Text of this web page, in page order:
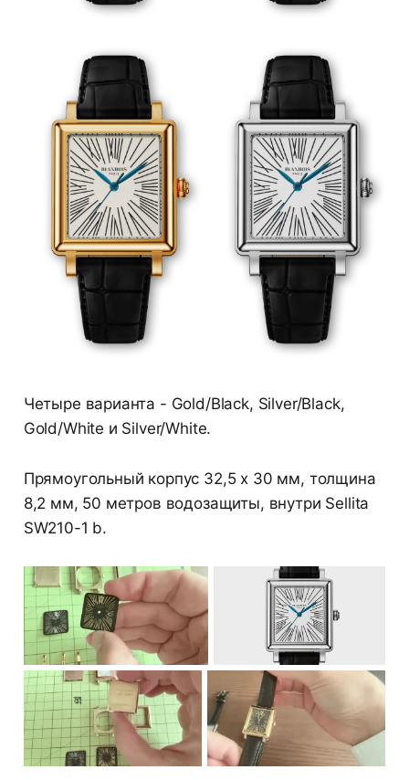
Четыре варианта - Gold/Black, Silver/Black,
Gold/White и Silver/White.
Прямоугольный корпус 32,5 x 30 мм, толщина
8,2 мм, 50 метров водозащиты, внутри Sellita
SW210-1 b.